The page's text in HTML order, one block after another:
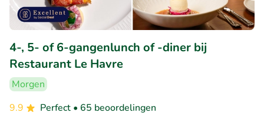
4-, 5- of 6-gangenlunch of -diner bij
Restaurant Le Havre
Morgen
9.9
Perfect • 65 beoordelingen